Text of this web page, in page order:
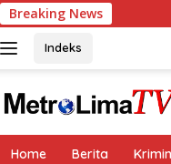
Breaking News
Indeks
Home Berita